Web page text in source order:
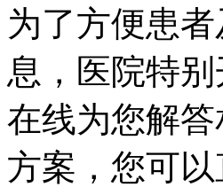
为了方便患
息，医院特
在线为您解
方案，您可